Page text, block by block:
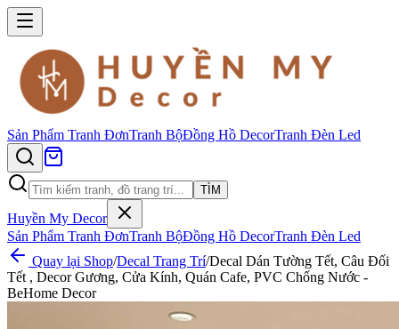
Sản Phẩm Tranh ĐơnTranh BộĐồng Hồ DecorTranh Đèn Led
TÌM
Huyền My Decor
Sản Phẩm Tranh ĐơnTranh BộĐồng Hồ DecorTranh Đèn Led
Quay lại Shop/Decal Trang Trí/Decal Dán Tường Tết, Câu Đối
Tết , Decor Gương, Cửa Kính, Quán Cafe, PVC Chống Nước -
BeHome Decor